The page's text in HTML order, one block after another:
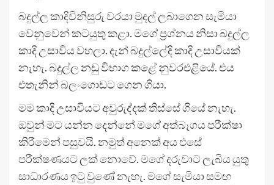
බදුල්ල කාදිවිනිසුරු වරයා මුදල් ලබාගෙන සැමියා
වෙනුවෙන් කටයුතු කළා. මගේ ප්‍රශ්නය නිසා බදුල්ල
කාදි උසාවිය වහලා. දැන් බදුල්ලේදි කාදි උසාවියක්
නැහැ. බදුල්ල නඩු විභාග කළේ නුවරඑළියේ. එය
එතැනින් බලංගොඩට ගෙන ගියා.
මම කාදි උසාවියට ​​අවුරුද්දක් තිස්සේ ගියේ නැහැ.
ඔවුන් මට යන්න දෙන්නේ මගේ අත්බෑගය පරීක්ෂා
කිරීමෙන් පසුවයි. නමුත් අනෙක් අය එසේ
පරීක්ෂණයට ලක් නොවේ. මගේ දරුවාට ලැබිය යුතු
සාධාරණය ඉටු වුණේ නැහැ. මගේ සැමියා සමඟ